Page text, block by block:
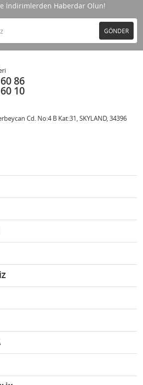
İndirimlerden Haberdar Olun!
GÖNDER
86
10
Cd. No:4 B Kat:31, SKYLAND, 34396